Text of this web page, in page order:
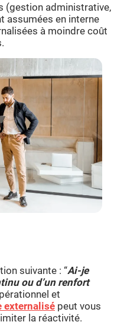
(gestion administrative,
assumées en interne
à moindre coût
suivante : “Ai-je
ou d’un renfort
et
externalisé peut vous
la réactivité.